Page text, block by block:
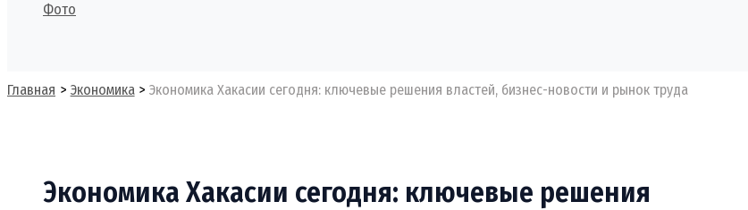
Фото
Главная Экономика Экономика Хакасии сегодня: ключевые решения властей, бизнес-новости и рынок труда
Экономика Хакасии сегодня: ключевые решения